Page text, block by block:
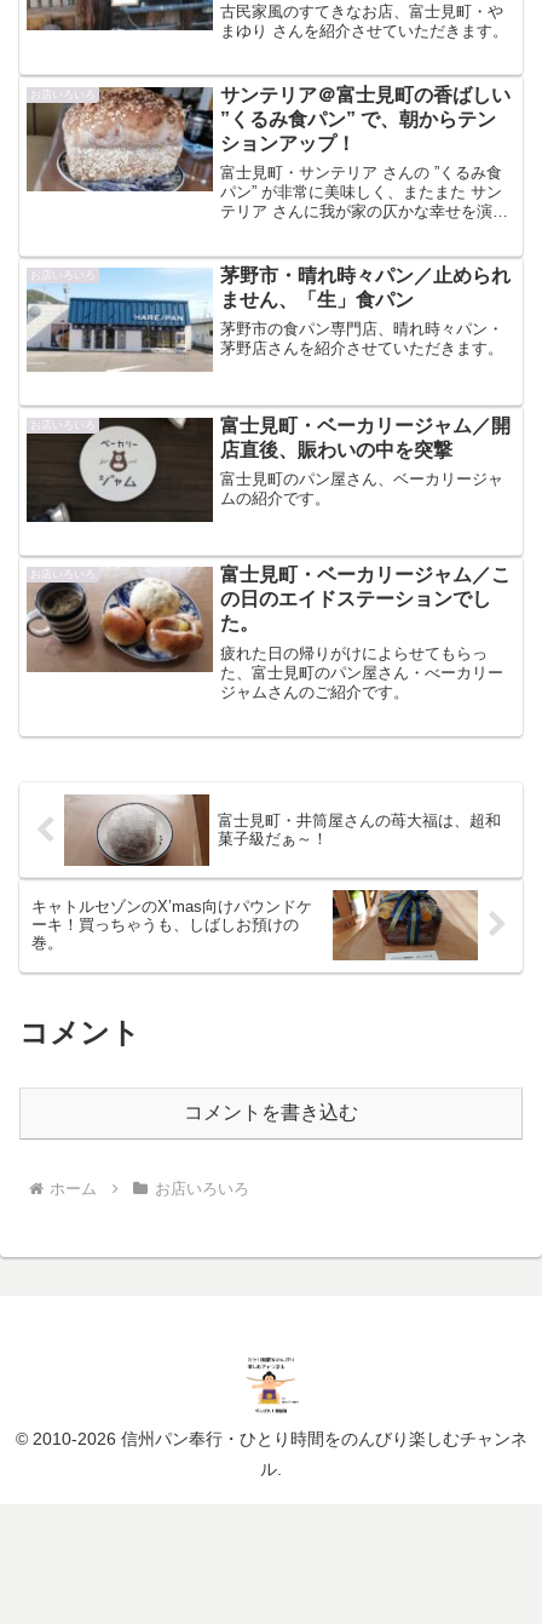
古民家風のすてきなお店、富士見町・や
まゆり さんを紹介させていただきます。
お店いろいろ
サンテリア＠富士見町の香ばしい
”くるみ食パン” で、朝からテン
ションアップ！
富士見町・サンテリア さんの ”くるみ食
パン” が非常に美味しく、またまた サン
テリア さんに我が家の仄かな幸せを演出
お店いろいろ
茅野市・晴れ時々パン／止められ
ません、「生」食パン
茅野市の食パン専門店、晴れ時々パン・
茅野店さんを紹介させていただきます。
お店いろいろ
富士見町・ベーカリージャム／開
店直後、賑わいの中を突撃
富士見町のパン屋さん、ベーカリージャ
ムの紹介です。
お店いろいろ
富士見町・ベーカリージャム／こ
の日のエイドステーションでし
た。
疲れた日の帰りがけによらせてもらっ
た、富士見町のパン屋さん・べーカリー
ジャムさんのご紹介です。
富士見町・井筒屋さんの苺大福は、超和
菓子級だぁ～！
キャトルセゾンのX’mas向けパウンドケ
ーキ！買っちゃうも、しばしお預けの
巻。
コメント
コメントを書き込む
ホーム お店いろいろ
© 2010-2026 信州パン奉行・ひとり時間をのんびり楽しむチャンネ
ル.